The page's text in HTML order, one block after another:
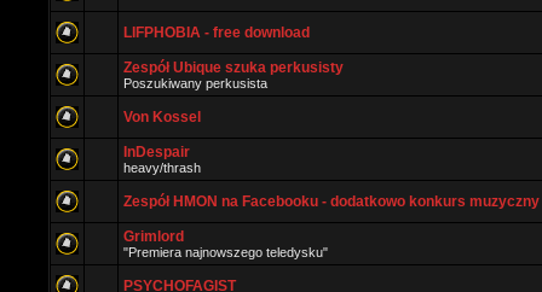
LIFPHOBIA - free download
Zespół Ubique szuka perkusisty
Poszukiwany perkusista
Von Kossel
InDespair
heavy/thrash
Zespół HMON na Facebooku - dodatkowo konkurs muzyczny
Grimlord
"Premiera najnowszego teledysku"
PSYCHOFAGIST